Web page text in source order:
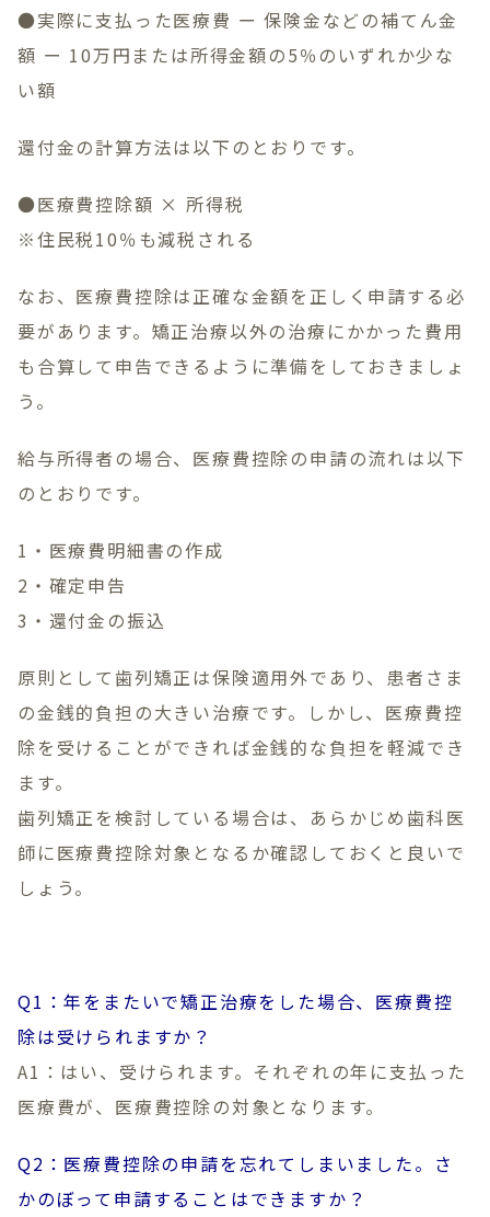
●実際に支払った医療費 ー 保険金などの補てん金
額 ー 10万円または所得金額の5％のいずれか少な
い額
還付金の計算方法は以下のとおりです。
●医療費控除額 × 所得税
※住民税10％も減税される
なお、医療費控除は正確な金額を正しく申請する必
要があります。矯正治療以外の治療にかかった費用
も合算して申告できるように準備をしておきましょ
う。
給与所得者の場合、医療費控除の申請の流れは以下
のとおりです。
1・医療費明細書の作成
2・確定申告
3・還付金の振込
原則として歯列矯正は保険適用外であり、患者さま
の金銭的負担の大きい治療です。しかし、医療費控
除を受けることができれば金銭的な負担を軽減でき
ます。
歯列矯正を検討している場合は、あらかじめ歯科医
師に医療費控除対象となるか確認しておくと良いで
しょう。
Q1：年をまたいで矯正治療をした場合、医療費控
除は受けられますか？
A1：はい、受けられます。それぞれの年に支払った
医療費が、医療費控除の対象となります。
Q2：医療費控除の申請を忘れてしまいました。さ
かのぼって申請することはできますか？